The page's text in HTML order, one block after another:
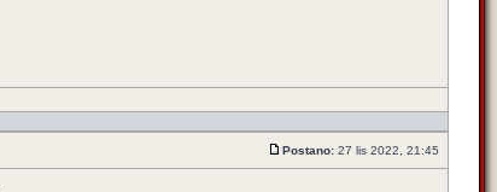
Postano: 27 lis 2022, 21:45